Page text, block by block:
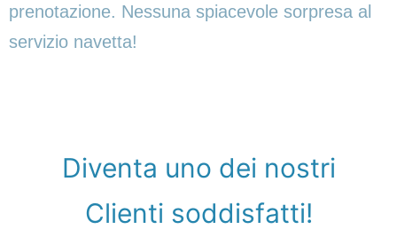
prenotazione. Nessuna spiacevole sorpresa al
servizio navetta!
Diventa uno dei nostri
Clienti soddisfatti!